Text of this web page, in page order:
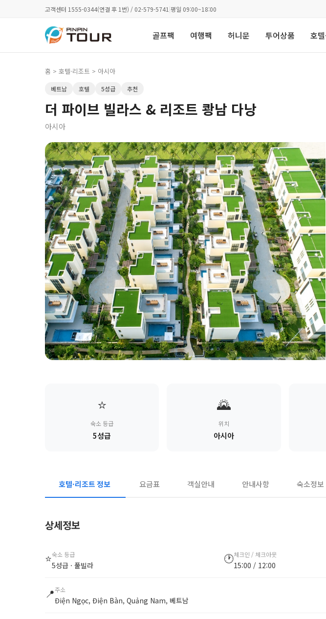
고객센터 1555-0344(연결 후 1번) / 02-579-5741 |평일 09:00~18:00
골프팩 여행팩 허니문 투어상품 호
홈 > 호텔·리조트 > 아시아
베트남 호텔 5성급 추천
더 파이브 빌라스 & 리조트 쾅남 다낭
아시아
⭐
숙소 등급
5성급
🌄
위치
아시아
호텔·리조트 정보 요금표 객실안내 안내사항 숙소정보
상세정보
⭐숙소 등급
5성급 · 풀빌라 🕐체크인 / 체크아웃
15:00 / 12:00
📍주소
Điện Ngọc, Điện Bàn, Quảng Nam, 베트남